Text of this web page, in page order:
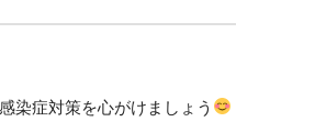
染症対策を心がけましょう